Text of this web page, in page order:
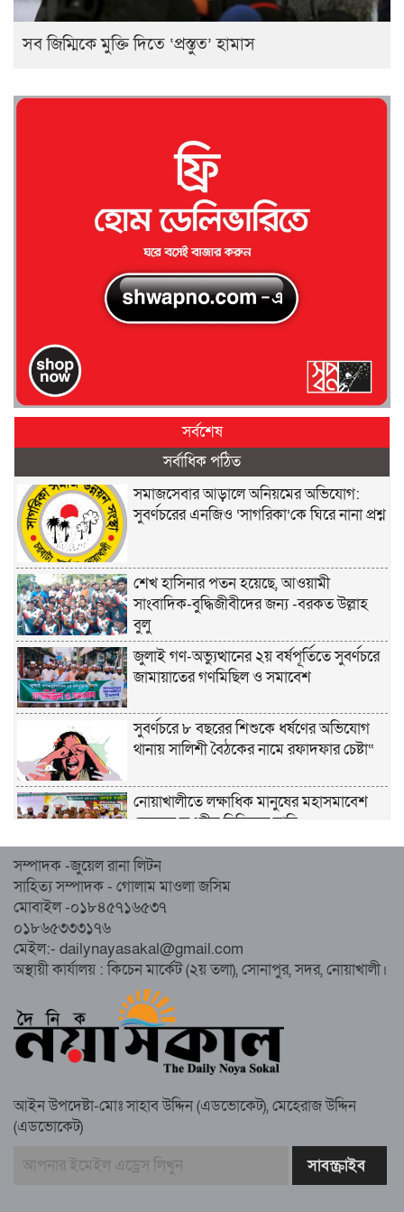
সব জিম্মিকে মুক্তি দিতে ‘প্রস্তুত’ হামাস
সর্বশেষ
সর্বাধিক পঠিত
সমাজসেবার আড়ালে অনিয়মের অভিযোগ:
সুবর্ণচরের এনজিও ‘সাগরিকা’কে ঘিরে নানা প্রশ্ন
শেখ হাসিনার পতন হয়েছে, আওয়ামী
সাংবাদিক-বুদ্ধিজীবীদের জন্য -বরকত উল্লাহ
বুলু
জুলাই গণ-অভ্যুত্থানের ২য় বর্ষপূর্তিতে সুবর্ণচরে
জামায়াতের গণমিছিল ও সমাবেশ
সুবর্ণচরে ৮ বছরের শিশুকে ধর্ষণের অভিযোগ
থানায় সালিশী বৈঠকের নামে রফাদফার চেষ্টা“
নোয়াখালীতে লক্ষাধিক মানুষের মহাসমাবেশ
হেজবুত তওহীদ নিষিদ্ধের দাবি
নোয়াখালীতে ইসলামী মহাসমাবেশের প্রস্তুতি
সম্পন্ন, অংশ নেবেন লক্ষাধিক মানুষ
নোয়াখালীতে ইসলামী ছাত্রশিবিরের ‘অদম্য
জুলাই’ মিছিল
সুবর্ণচরে মায়ের অভিযোগে সাবেক ভাইস
চেয়ারম্যান গ্রেপ্তার
স্মরণ সভায় মিলাদ ও দোয়া
সম্পাদক -জুয়েল রানা লিটন
সাহিত্য সম্পাদক - গোলাম মাওলা জসিম
মোবাইল -০১৮৪৫৭১৬৫৩৭
০১৮৬৫৩৩৩১৭৬
মেইল:- dailynayasakal@gmail.com
অস্থায়ী কার্যালয় : কিচেন মার্কেট (২য় তলা), সোনাপুর, সদর, নোয়াখালী।
আইন উপদেষ্টা-মোঃ সাহাব উদ্দিন (এডভোকেট), মেহেরাজ উদ্দিন
(এডভোকেট)